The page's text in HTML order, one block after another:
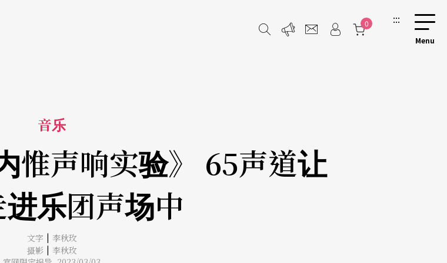
0 :::
音乐
惟声响实验》 65声道让
乐团声场中
文字 | 李秋玫
摄影 | 李秋玫